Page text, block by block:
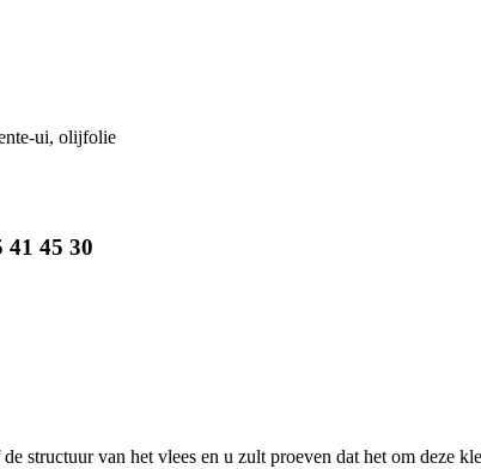
ui, olijfolie
45 30
structuur van het vlees en u zult proeven dat het om deze